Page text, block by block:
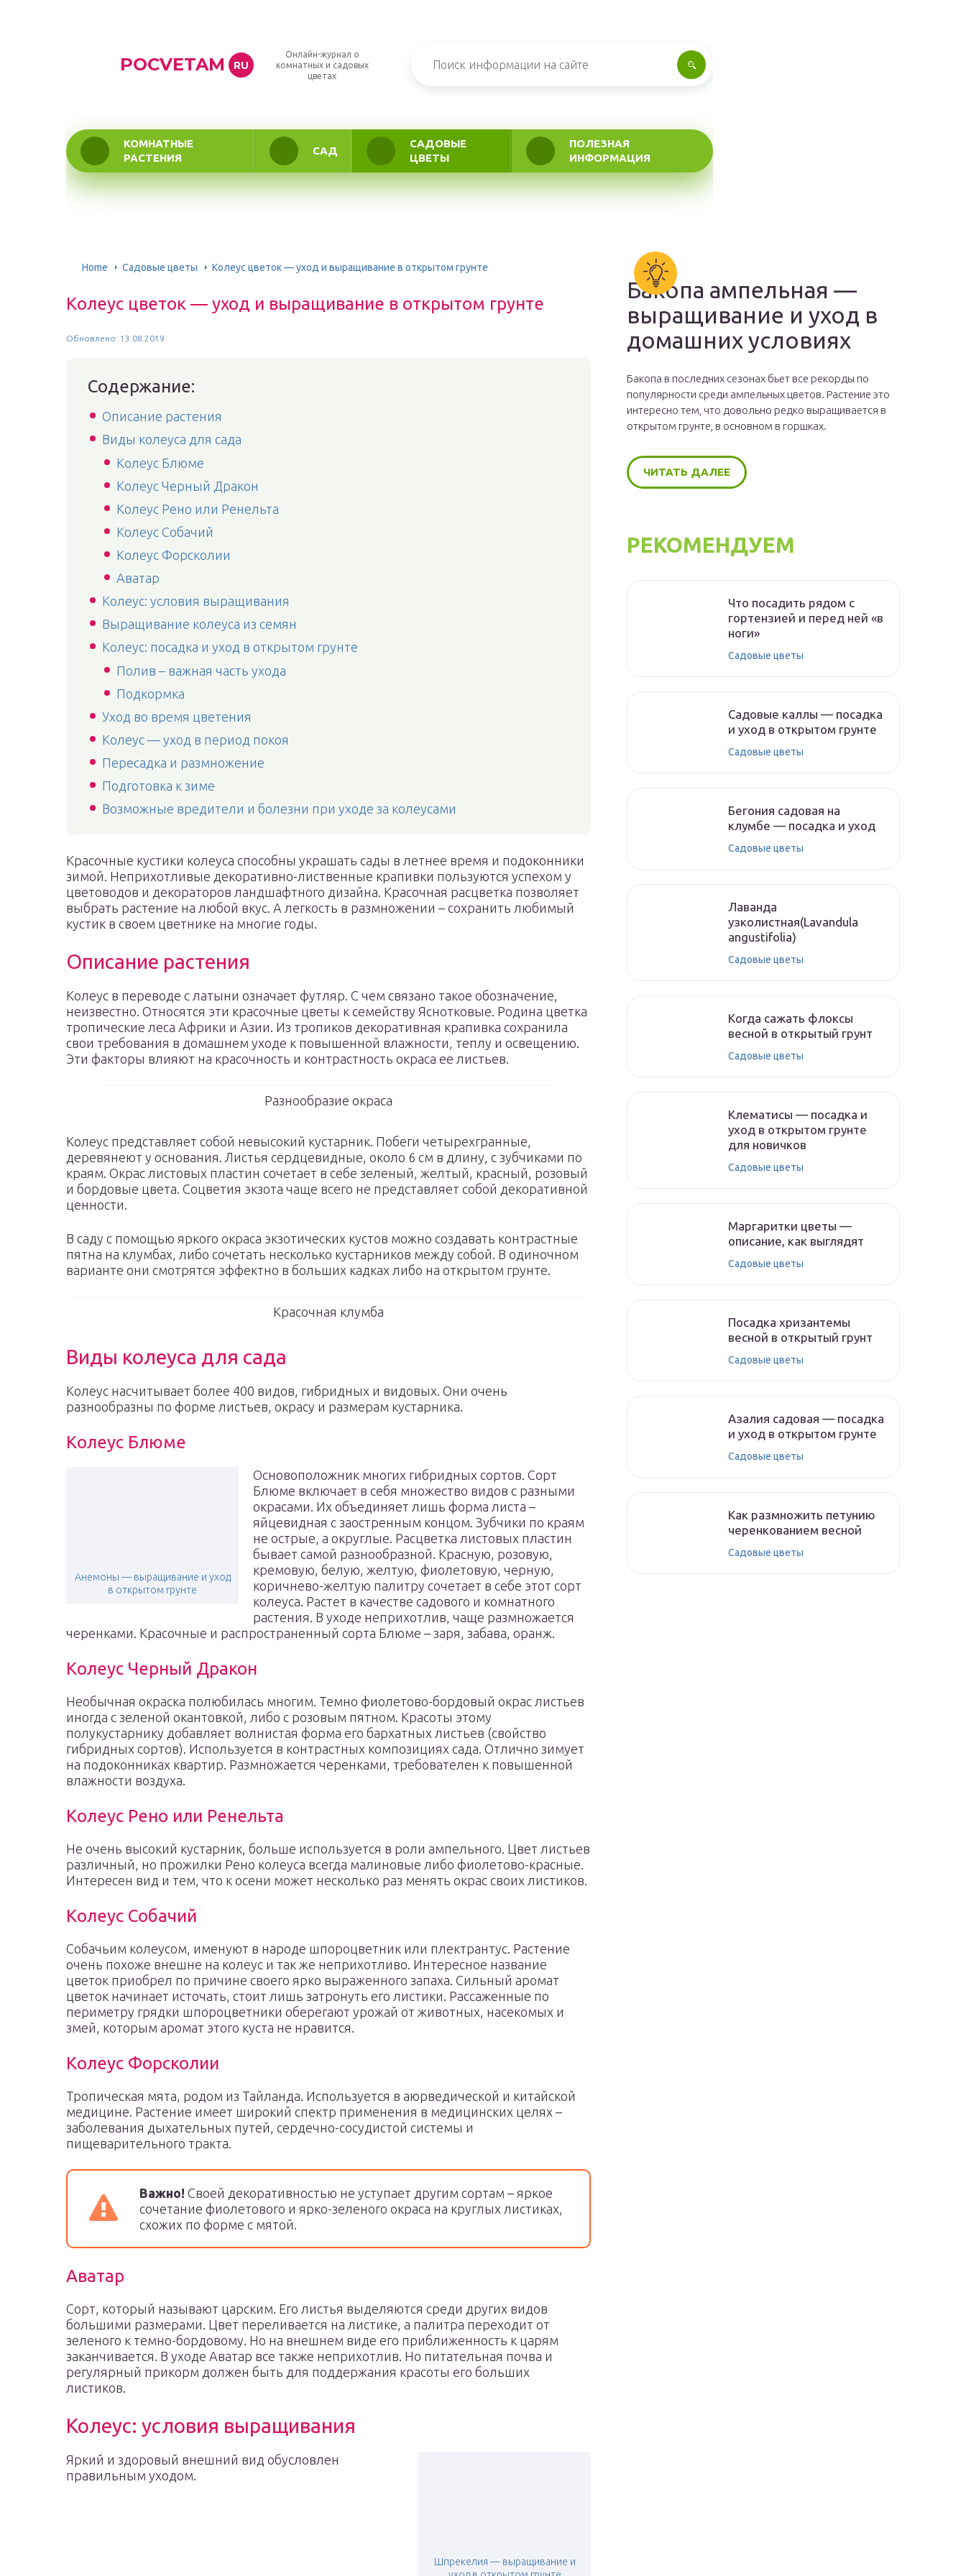
POCVETAM RU
Онлайн-журнал о
комнатных и садовых
цветах
КОМНАТНЫЕ
РАСТЕНИЯ
САД
САДОВЫЕ
ЦВЕТЫ
ПОЛЕЗНАЯ
ИНФОРМАЦИЯ
Home Садовые цветы Колеус цветок — уход и выращивание в открытом грунте
Колеус цветок — уход и выращивание в открытом грунте
Обновлено: 13.08.2019
Содержание:
Описание растения
Виды колеуса для сада
Колеус Блюме
Колеус Черный Дракон
Колеус Рено или Ренельта
Колеус Собачий
Колеус Форсколии
Аватар
Колеус: условия выращивания
Выращивание колеуса из семян
Колеус: посадка и уход в открытом грунте
Полив – важная часть ухода
Подкормка
Уход во время цветения
Колеус — уход в период покоя
Пересадка и размножение
Подготовка к зиме
Возможные вредители и болезни при уходе за колеусами
Красочные кустики колеуса способны украшать сады в летнее время и подоконники
зимой. Неприхотливые декоративно-лиственные крапивки пользуются успехом у
цветоводов и декораторов ландшафтного дизайна. Красочная расцветка позволяет
выбрать растение на любой вкус. А легкость в размножении – сохранить любимый
кустик в своем цветнике на многие годы.
Описание растения
Колеус в переводе с латыни означает футляр. С чем связано такое обозначение,
неизвестно. Относятся эти красочные цветы к семейству Яснотковые. Родина цветка
тропические леса Африки и Азии. Из тропиков декоративная крапивка сохранила
свои требования в домашнем уходе к повышенной влажности, теплу и освещению.
Эти факторы влияют на красочность и контрастность окраса ее листьев.
Разнообразие окраса
Колеус представляет собой невысокий кустарник. Побеги четырехгранные,
деревянеют у основания. Листья сердцевидные, около 6 см в длину, с зубчиками по
краям. Окрас листовых пластин сочетает в себе зеленый, желтый, красный, розовый
и бордовые цвета. Соцветия экзота чаще всего не представляет собой декоративной
ценности.
В саду с помощью яркого окраса экзотических кустов можно создавать контрастные
пятна на клумбах, либо сочетать несколько кустарников между собой. В одиночном
варианте они смотрятся эффектно в больших кадках либо на открытом грунте.
Красочная клумба
Виды колеуса для сада
Колеус насчитывает более 400 видов, гибридных и видовых. Они очень
разнообразны по форме листьев, окрасу и размерам кустарника.
Колеус Блюме
Анемоны — выращивание и уход
в открытом грунте
Основоположник многих гибридных сортов. Сорт
Блюме включает в себя множество видов с разными
окрасами. Их объединяет лишь форма листа –
яйцевидная с заостренным концом. Зубчики по краям
не острые, а округлые. Расцветка листовых пластин
бывает самой разнообразной. Красную, розовую,
кремовую, белую, желтую, фиолетовую, черную,
коричнево-желтую палитру сочетает в себе этот сорт
колеуса. Растет в качестве садового и комнатного
растения. В уходе неприхотлив, чаще размножается
черенками. Красочные и распространенный сорта Блюме – заря, забава, оранж.
Колеус Черный Дракон
Необычная окраска полюбилась многим. Темно фиолетово-бордовый окрас листьев
иногда с зеленой окантовкой, либо с розовым пятном. Красоты этому
полукустарнику добавляет волнистая форма его бархатных листьев (свойство
гибридных сортов). Используется в контрастных композициях сада. Отлично зимует
на подоконниках квартир. Размножается черенками, требователен к повышенной
влажности воздуха.
Колеус Рено или Ренельта
Не очень высокий кустарник, больше используется в роли ампельного. Цвет листьев
различный, но прожилки Рено колеуса всегда малиновые либо фиолетово-красные.
Интересен вид и тем, что к осени может несколько раз менять окрас своих листиков.
Колеус Собачий
Собачьим колеусом, именуют в народе шпороцветник или плектрантус. Растение
очень похоже внешне на колеус и так же неприхотливо. Интересное название
цветок приобрел по причине своего ярко выраженного запаха. Сильный аромат
цветок начинает источать, стоит лишь затронуть его листики. Рассаженные по
периметру грядки шпороцветники оберегают урожай от животных, насекомых и
змей, которым аромат этого куста не нравится.
Колеус Форсколии
Тропическая мята, родом из Тайланда. Используется в аюрведической и китайской
медицине. Растение имеет широкий спектр применения в медицинских целях –
заболевания дыхательных путей, сердечно-сосудистой системы и
пищеварительного тракта.
Важно! Своей декоративностью не уступает другим сортам – яркое
сочетание фиолетового и ярко-зеленого окраса на круглых листиках,
схожих по форме с мятой.
Аватар
Сорт, который называют царским. Его листья выделяются среди других видов
большими размерами. Цвет переливается на листике, а палитра переходит от
зеленого к темно-бордовому. Но на внешнем виде его приближенность к царям
заканчивается. В уходе Аватар все также неприхотлив. Но питательная почва и
регулярный прикорм должен быть для поддержания красоты его больших
листиков.
Колеус: условия выращивания
Шпрекелия — выращивание и
Яркий и здоровый внешний вид обусловлен
правильным уходом.
Бакопа ампельная —
выращивание и уход в
домашних условиях
Бакопа в последних сезонах бьет все рекорды по
популярности среди ампельных цветов. Растение это
интересно тем, что довольно редко выращивается в
открытом грунте, в основном в горшках.
ЧИТАТЬ ДАЛЕЕ
РЕКОМЕНДУЕМ
Что посадить рядом с
гортензией и перед ней «в
ноги»
Садовые цветы
Садовые каллы — посадка
и уход в открытом грунте
Садовые цветы
Бегония садовая на
клумбе — посадка и уход
Садовые цветы
Лаванда
узколистная(Lavandula
angustifolia)
Садовые цветы
Когда сажать флоксы
весной в открытый грунт
Садовые цветы
Клематисы — посадка и
уход в открытом грунте
для новичков
Садовые цветы
Маргаритки цветы —
описание, как выглядят
Садовые цветы
Посадка хризантемы
весной в открытый грунт
Садовые цветы
Азалия садовая — посадка
и уход в открытом грунте
Садовые цветы
Как размножить петунию
черенкованием весной
Садовые цветы